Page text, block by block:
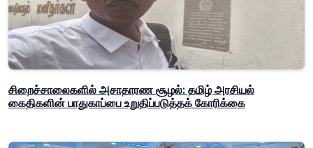
சிறைச்சாலைகளில் அசாதாரண சூழல்: தமிழ் அரசியல்
கைதிகளின் பாதுகாப்பை உறுதிப்படுத்தக் கோரிக்கை